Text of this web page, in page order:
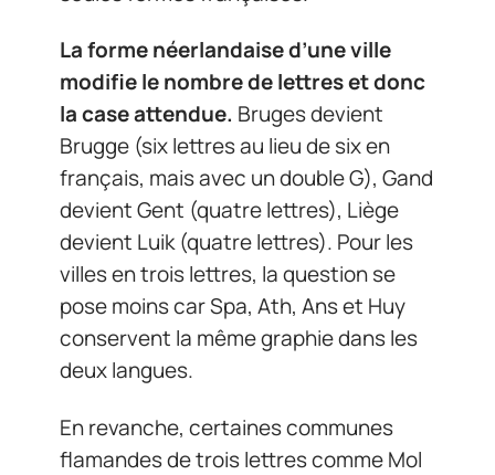
La forme néerlandaise d’une ville
modifie le nombre de lettres et donc
la case attendue. Bruges devient
Brugge (six lettres au lieu de six en
français, mais avec un double G), Gand
devient Gent (quatre lettres), Liège
devient Luik (quatre lettres). Pour les
villes en trois lettres, la question se
pose moins car Spa, Ath, Ans et Huy
conservent la même graphie dans les
deux langues.
En revanche, certaines communes
flamandes de trois lettres comme Mol